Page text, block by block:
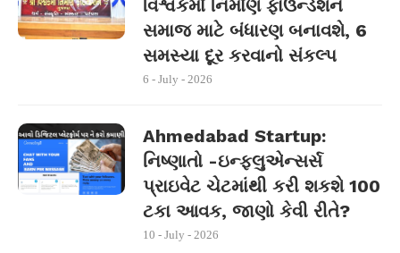
વિશ્વકર્મા નિર્માણ ફાઉન્ડેશન
સમાજ માટે બંધારણ બનાવશે, 6
સમસ્યા દૂર કરવાનો સંકલ્પ
6 - July - 2026
Ahmedabad Startup:
નિષ્ણાતો -ઇન્ફ્લુએન્સર્સ
પ્રાઇવેટ ચેટમાંથી કરી શકશે 100
ટકા આવક, જાણો કેવી રીતે?
10 - July - 2026